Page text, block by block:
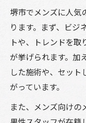
堺市でメンズに人気
ります。まず、ビジ
トや、トレンドを
が挙げられます。加
した施術や、セット
がっています。
また、メンズ向けの